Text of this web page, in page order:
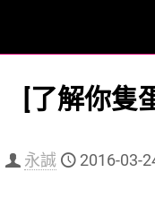
[了解你隻
永誠 2016-03-